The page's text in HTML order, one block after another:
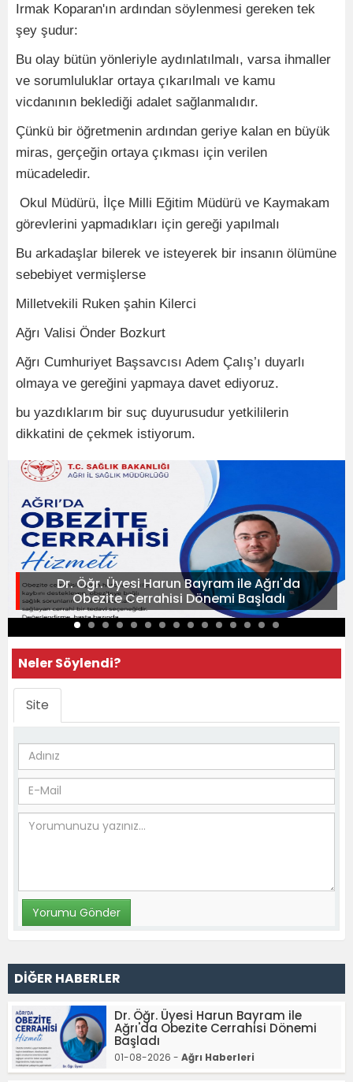
Irmak Koparan'ın ardından söylenmesi gereken tek
şey şudur:
Bu olay bütün yönleriyle aydınlatılmalı, varsa ihmaller
ve sorumluluklar ortaya çıkarılmalı ve kamu
vicdanının beklediği adalet sağlanmalıdır.
Çünkü bir öğretmenin ardından geriye kalan en büyük
miras, gerçeğin ortaya çıkması için verilen
mücadeledir.
Okul Müdürü, İlçe Milli Eğitim Müdürü ve Kaymakam
görevlerini yapmadıkları için gereği yapılmalı
Bu arkadaşlar bilerek ve isteyerek bir insanın ölümüne
sebebiyet vermişlerse
Milletvekili Ruken şahin Kilerci
Ağrı Valisi Önder Bozkurt
Ağrı Cumhuriyet Başsavcısı Adem Çalış’ı duyarlı
olmaya ve gereğini yapmaya davet ediyoruz.
bu yazdıklarım bir suç duyurusudur yetkililerin
dikkatini de çekmek istiyorum.
Dr. Öğr. Üyesi Harun Bayram ile Ağrı'da
Obezite Cerrahisi Dönemi Başladı
Neler Söylendi?
Site
DİĞER HABERLER
Dr. Öğr. Üyesi Harun Bayram ile
Ağrı'da Obezite Cerrahisi Dönemi
Başladı
01-08-2026 - Ağrı Haberleri